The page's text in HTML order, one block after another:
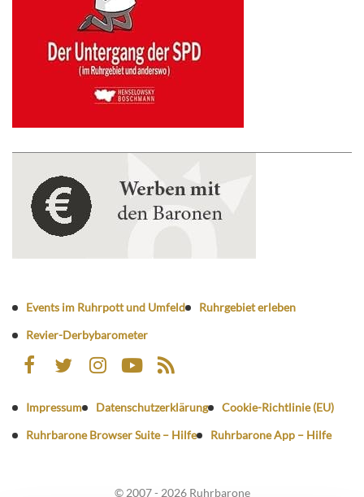
Events im Ruhrpott und Umfeld
Ruhrgebiet erleben
Revier-Derbybarometer
Impressum Datenschutzerklärung
Cookie-Richtlinie (EU)
Ruhrbarone Browser Suite – Hilfe
Ruhrbarone App – Hilfe
© 2007 - 2026 Ruhrbarone